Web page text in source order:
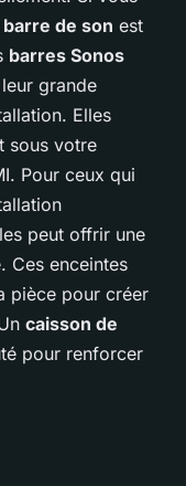
barre de son est
barres Sonos
grande
Elles
sous votre
Pour ceux qui
peut offrir une
Ces enceintes
pièce pour créer
caisson de
pour renforcer